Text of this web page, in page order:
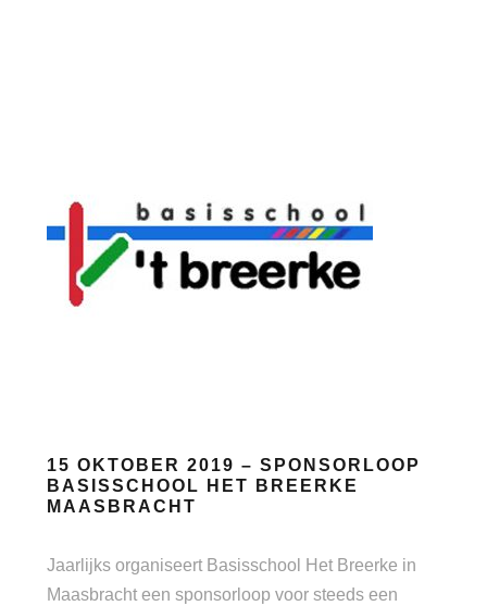
15 OKTOBER 2019 – SPONSORLOOP
BASISSCHOOL HET BREERKE
MAASBRACHT
Jaarlijks organiseert Basisschool Het Breerke in
Maasbracht een sponsorloop voor steeds een